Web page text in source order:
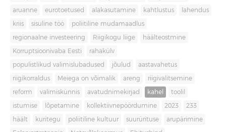
aruanne eurotoetused alakasutamine kahtlustus lahendus
kriis sisuline töö poliitiline mudamaadlus
regionaalne investeering Riigikogu liige häälteostmine
Korruptsioonivaba Eesti rahakülv
populistlikud valimislubadused jõulud aastavahetus
riigikorraldus Meiega on võimalik areng riigivalitsemine
reform valimiskünnis avatudnimekirjad kahel toolil
istumise lõpetamine kollektiivnepöördumine 2023 233
häält kuritegu poliitiline kultuur suurürituse arupärimine